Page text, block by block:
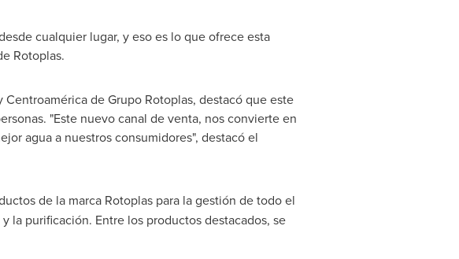
cualquier lugar, y eso es lo que ofrece esta
Rotoplas.
de Grupo Rotoplas, destacó que este
"Este nuevo canal de venta, nos convierte en
agua a nuestros consumidores", destacó el
de la marca Rotoplas para la gestión de todo el
la purificación. Entre los productos destacados, se